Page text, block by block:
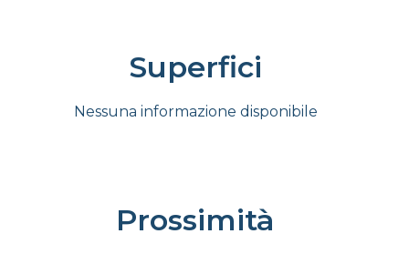
Superfici
Nessuna informazione disponibile
Prossimità